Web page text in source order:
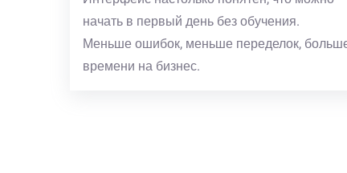
начать в первый день без обучения.
Меньше ошибок, меньше переделок,
времени на бизнес.